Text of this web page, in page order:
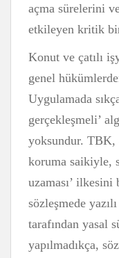
açma sürelerini
etkileyen kritik
Konut ve çatılı
genel
Uygulamada
gerçekleşmeli’
yoksundur. TBK,
koruma saikiyle,
uzaması’
sözleşmede
tarafından yasal
yapılmadıkça,